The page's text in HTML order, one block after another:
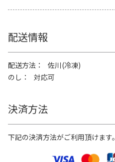
配送情報
配送方法
佐川(冷凍)
のし
対応可
決済方法
下記の決済方法がご利用頂けます。